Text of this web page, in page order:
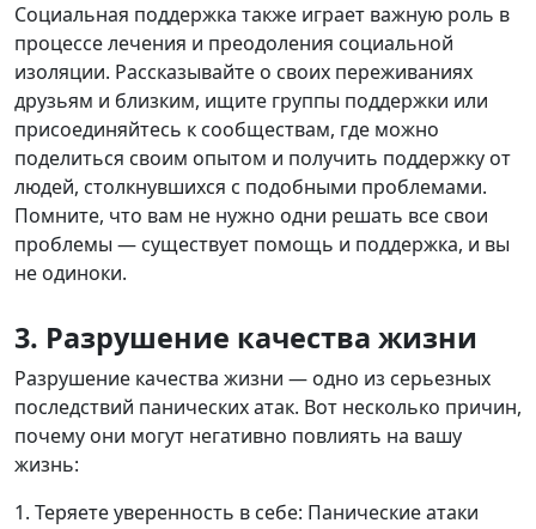
Социальная поддержка также играет важную роль в
процессе лечения и преодоления социальной
изоляции. Рассказывайте о своих переживаниях
друзьям и близким, ищите группы поддержки или
присоединяйтесь к сообществам, где можно
поделиться своим опытом и получить поддержку от
людей, столкнувшихся с подобными проблемами.
Помните, что вам не нужно одни решать все свои
проблемы — существует помощь и поддержка, и вы
не одиноки.
3. Разрушение качества жизни
Разрушение качества жизни — одно из серьезных
последствий панических атак. Вот несколько причин,
почему они могут негативно повлиять на вашу
жизнь:
1. Теряете уверенность в себе: Панические атаки